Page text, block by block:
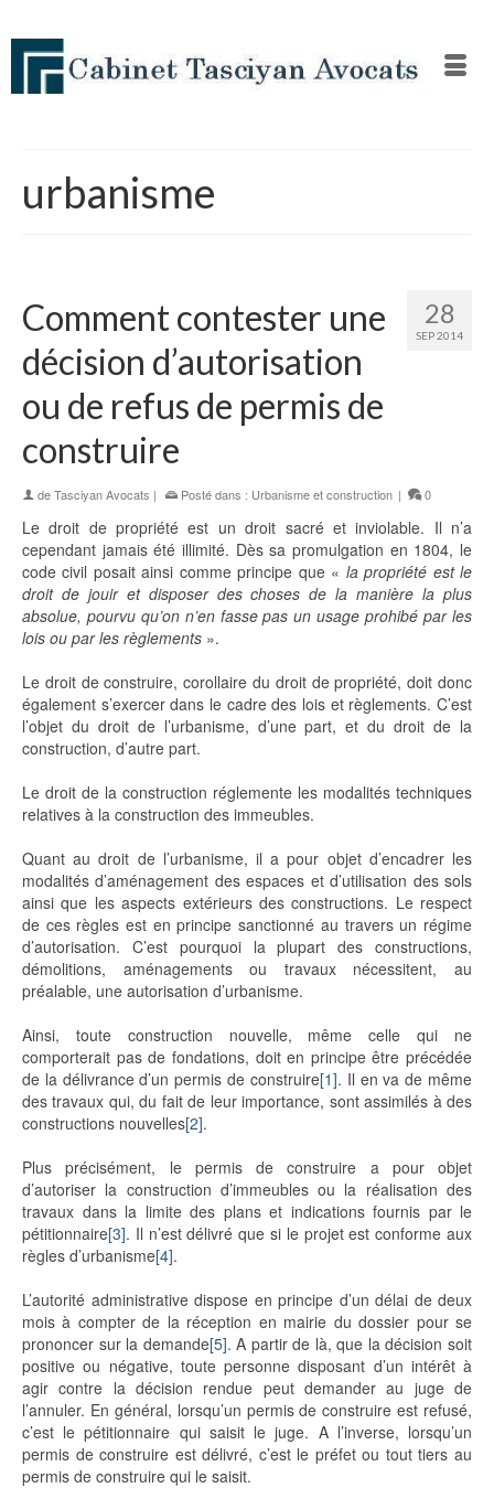
urbanisme
28
SEP 2014
Comment contester une
décision d’autorisation
ou de refus de permis de
construire
deTasciyan Avocats | Posté dans : Urbanisme et construction | 0
Le droit de propriété est un droit sacré et inviolable. Il n’a
cependant jamais été illimité. Dès sa promulgation en 1804, le
code civil posait ainsi comme principe que « la propriété est le
droit de jouir et disposer des choses de la manière la plus
absolue, pourvu qu’on n’en fasse pas un usage prohibé par les
lois ou par les règlements ».
Le droit de construire, corollaire du droit de propriété, doit donc
également s’exercer dans le cadre des lois et règlements. C’est
l’objet du droit de l’urbanisme, d’une part, et du droit de la
construction, d’autre part.
Le droit de la construction réglemente les modalités techniques
relatives à la construction des immeubles.
Quant au droit de l’urbanisme, il a pour objet d’encadrer les
modalités d’aménagement des espaces et d’utilisation des sols
ainsi que les aspects extérieurs des constructions. Le respect
de ces règles est en principe sanctionné au travers un régime
d’autorisation. C’est pourquoi la plupart des constructions,
démolitions, aménagements ou travaux nécessitent, au
préalable, une autorisation d’urbanisme.
Ainsi, toute construction nouvelle, même celle qui ne
comporterait pas de fondations, doit en principe être précédée
de la délivrance d’un permis de construire[1]. Il en va de même
des travaux qui, du fait de leur importance, sont assimilés à des
constructions nouvelles[2].
Plus précisément, le permis de construire a pour objet
d’autoriser la construction d’immeubles ou la réalisation des
travaux dans la limite des plans et indications fournis par le
pétitionnaire[3]. Il n’est délivré que si le projet est conforme aux
règles d’urbanisme[4].
L’autorité administrative dispose en principe d’un délai de deux
mois à compter de la réception en mairie du dossier pour se
prononcer sur la demande[5]. A partir de là, que la décision soit
positive ou négative, toute personne disposant d’un intérêt à
agir contre la décision rendue peut demander au juge de
l’annuler. En général, lorsqu’un permis de construire est refusé,
c’est le pétitionnaire qui saisit le juge. A l’inverse, lorsqu’un
permis de construire est délivré, c’est le préfet ou tout tiers au
permis de construire qui le saisit.